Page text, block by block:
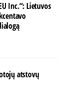
Inc.“: Lietuvos
atstovų